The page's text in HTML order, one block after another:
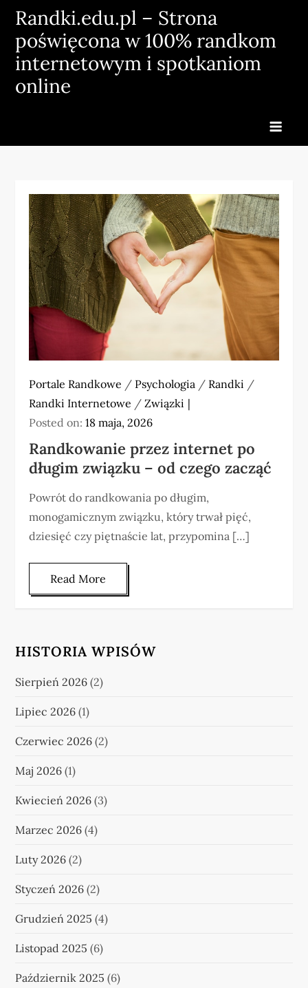
Skip
content
Randki.edu.pl – Strona
poświęcona w 100% randkom
internetowym i spotkaniom
online
Portale Randkowe / Psychologia / Randki /
Randki Internetowe /Związki
Posted on:18 maja, 2026
Randkowanie przez internet po
długim związku – od czego zacząć
Powrót do randkowania po długim,
monogamicznym związku, który trwał pięć,
dziesięć czy piętnaście lat, przypomina […]
Read More
HISTORIA WPISÓW
Sierpień 2026 (2)
Lipiec 2026 (1)
Czerwiec 2026 (2)
Maj 2026 (1)
Kwiecień 2026 (3)
Marzec 2026 (4)
Luty 2026 (2)
Styczeń 2026 (2)
Grudzień 2025 (4)
Listopad 2025 (6)
Październik 2025 (6)